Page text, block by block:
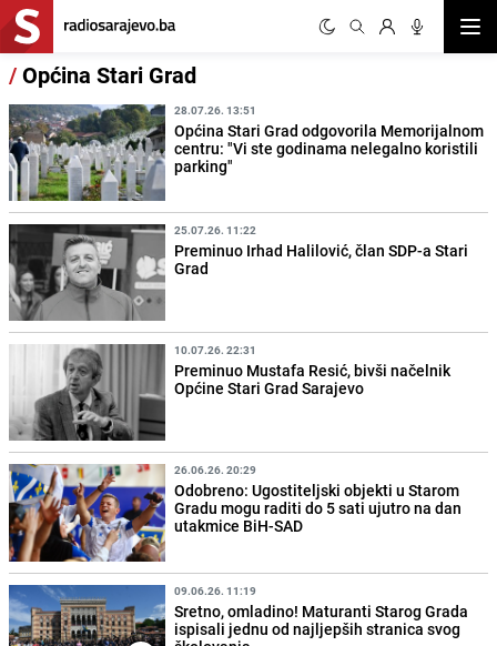
/Općina Stari Grad
28.07.26. 13:51
Općina Stari Grad odgovorila Memorijalnom
centru: "Vi ste godinama nelegalno koristili
parking"
25.07.26. 11:22
Preminuo Irhad Halilović, član SDP-a Stari
Grad
10.07.26. 22:31
Preminuo Mustafa Resić, bivši načelnik
Općine Stari Grad Sarajevo
26.06.26. 20:29
Odobreno: Ugostiteljski objekti u Starom
Gradu mogu raditi do 5 sati ujutro na dan
utakmice BiH-SAD
09.06.26. 11:19
Sretno, omladino! Maturanti Starog Grada
ispisali jednu od najljepših stranica svog